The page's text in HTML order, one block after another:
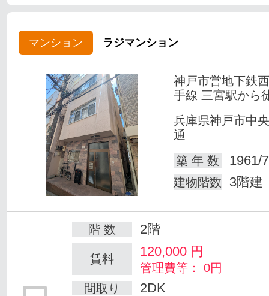
マンション ラジマンション
神戸市営地下鉄
手線 三宮駅から
兵庫県神戸市中
通
築 年 数
1961/
建物階数 3階建
階 数 2階
賃料 120,000 円
管理費等： 0円
間取り
2DK